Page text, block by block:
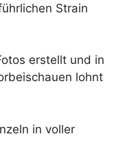
Strain
erstellt und in
lohnt
in voller